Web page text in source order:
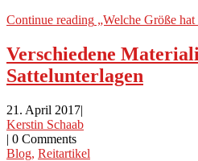
Continue reading „Welche Größe
Verschiedene
Sattelunterlagen
21. April 2017|
Kerstin Schaab
| 0 Comments
Blog, Reitartikel